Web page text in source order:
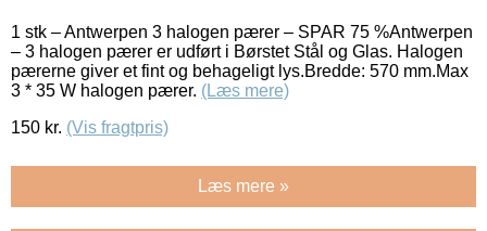
1 stk – Antwerpen 3 halogen pærer – SPAR 75 %Antwerpen
– 3 halogen pærer er udført i Børstet Stål og Glas. Halogen
pærerne giver et fint og behageligt lys.Bredde: 570 mm.Max
3 * 35 W halogen pærer. (Læs mere)
150 kr. (Vis fragtpris)
Læs mere »